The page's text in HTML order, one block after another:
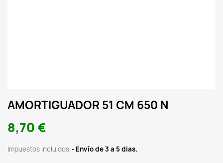
AMORTIGUADOR 51 CM 650 N
8,70 €
Impuestos incluidos Envío de 3 a 5 dias.